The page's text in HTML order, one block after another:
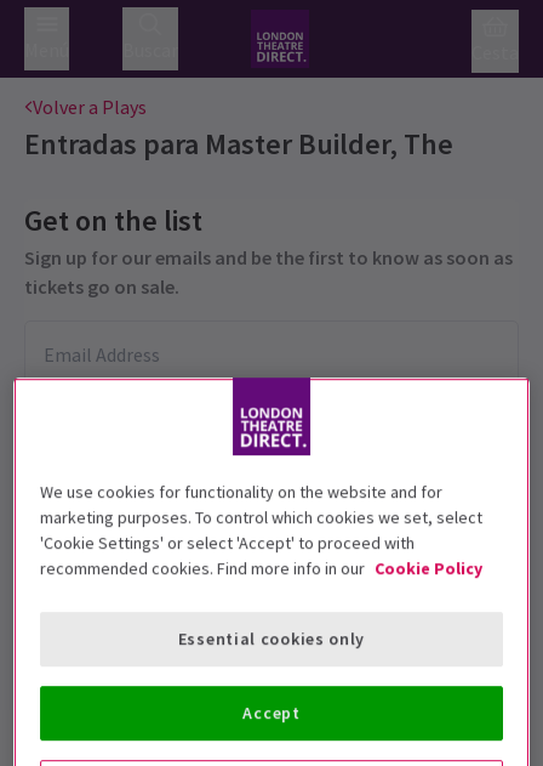
Volver a Plays
Entradas para Master Builder, The
Get on the list
Sign up for our emails and be the first to know as soon as
tickets go on sale.
London Theatre
Información del espectáculo Accesibilidad
We use cookies for functionality on the website and for
marketing purposes. To control which cookies we set, select
'Cookie Settings' or select 'Accept' to proceed with
recommended cookies. Find more info in our Cookie Policy
Essential cookies only
Accept